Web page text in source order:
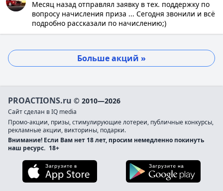
Месяц назад отправлял заявку в тех. поддержку по
вопросу начисления приза ... Сегодня звонили и всё
подробно рассказали по начислению;)
Больше акций »
PROACTIONS.ru © 2010—2026
Сайт сделан в IQ media
Промо-акции, призы, стимулирующие лотереи, публичные конкурсы,
рекламные акции, викторины, подарки.
Внимание! Если Вам нет 18 лет, просим немедленно покинуть
наш ресурс. 18+
Загрузите в App Store